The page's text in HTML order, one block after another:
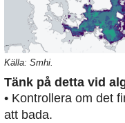
Källa: Smhi.
Tänk på detta vid
• Kontrollera om det
att bada.